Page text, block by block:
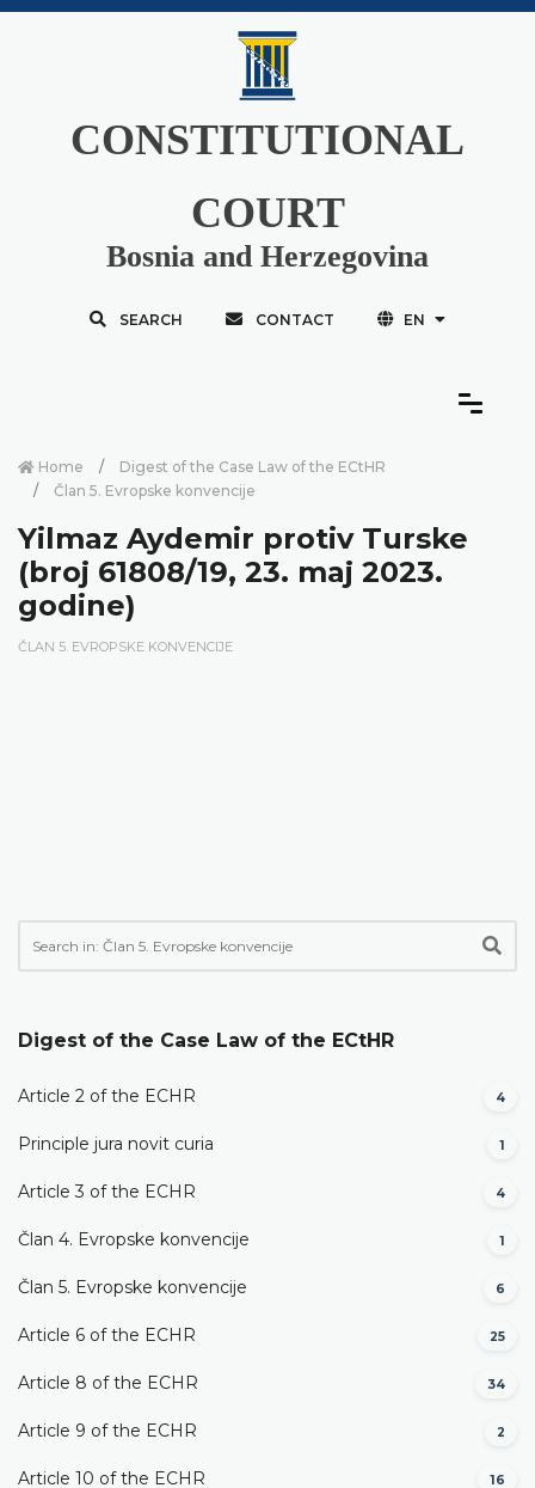
CONSTITUTIONAL
COURT
Bosnia and Herzegovina
SEARCH CONTACT EN
Home
Digest of the Case Law of the ECtHR
Član 5. Evropske konvencije
Yilmaz Aydemir protiv Turske
(broj 61808/19, 23. maj 2023.
godine)
ČLAN 5. EVROPSKE KONVENCIJE
Digest of the Case Law of the ECtHR
Article 2 of the ECHR 4
Principle jura novit curia 1
Article 3 of the ECHR 4
Član 4. Evropske konvencije 1
Član 5. Evropske konvencije 6
Article 6 of the ECHR 25
Article 8 of the ECHR 34
Article 9 of the ECHR 2
Article 10 of the ECHR 16